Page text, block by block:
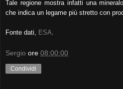
Tale regione mostra infatti una
che indica un legame più stretto con
Fonte dati, ESA
Sergio ore 08:00:00
Condividi